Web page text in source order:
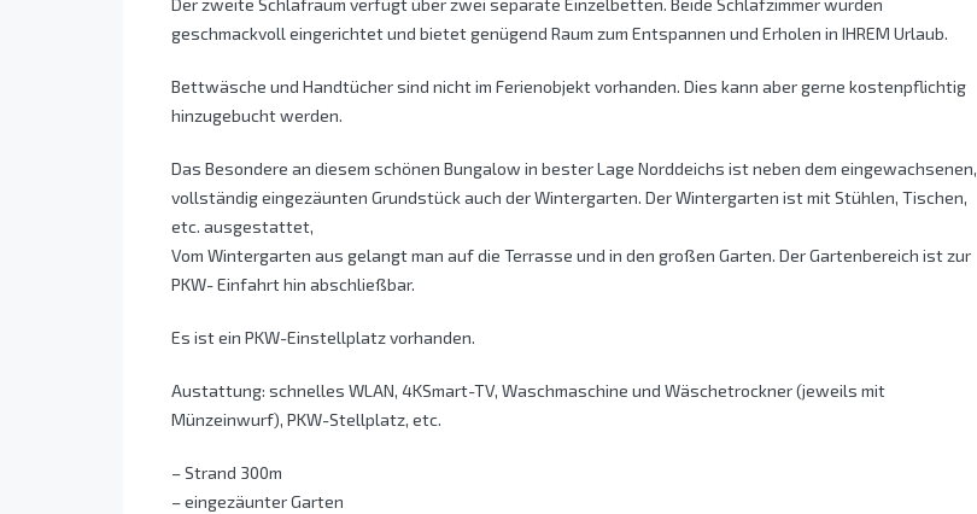
Der zweite Schlafraum verfügt über zwei separate Einzelbetten. Beide Schlafzimmer wurden
geschmackvoll eingerichtet und bietet genügend Raum zum Entspannen und Erholen in IHREM Urlaub.
Bettwäsche und Handtücher sind nicht im Ferienobjekt vorhanden. Dies kann aber gerne kostenpflichtig
hinzugebucht werden.
Das Besondere an diesem schönen Bungalow in bester Lage Norddeichs ist neben dem eingewachsenen,
vollständig eingezäunten Grundstück auch der Wintergarten. Der Wintergarten ist mit Stühlen, Tischen,
etc. ausgestattet,
Vom Wintergarten aus gelangt man auf die Terrasse und in den großen Garten. Der Gartenbereich ist zur
PKW- Einfahrt hin abschließbar.
Es ist ein PKW-Einstellplatz vorhanden.
Austattung: schnelles WLAN, 4KSmart-TV, Waschmaschine und Wäschetrockner (jeweils mit
Münzeinwurf), PKW-Stellplatz, etc.
– Strand 300m
– eingezäunter Garten